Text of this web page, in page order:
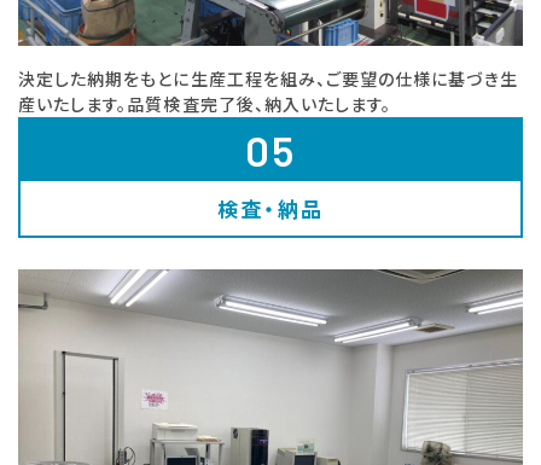
決定した納期をもとに生産工程を組み、ご要望の仕様に基づき生
産いたします。品質検査完了後、納入いたします。
05
検査・納品